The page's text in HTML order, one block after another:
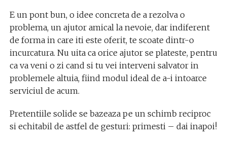
E un pont bun, o idee concreta de a rezolva o
problema, un ajutor amical la nevoie, dar indiferent
de forma in care iti este oferit, te scoate dintr-o
incurcatura. Nu uita ca orice ajutor se plateste, pentru
ca va veni o zi cand si tu vei interveni salvator in
problemele altuia, fiind modul ideal de a-i intoarce
serviciul de acum.
Pretentiile solide se bazeaza pe un schimb reciproc
si echitabil de astfel de gesturi: primesti – dai inapoi!